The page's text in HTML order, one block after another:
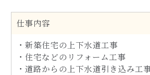
仕事内容
・新築住宅の上下水道工事
・住宅などのリフォーム工事
・道路からの上下水道引き込み工